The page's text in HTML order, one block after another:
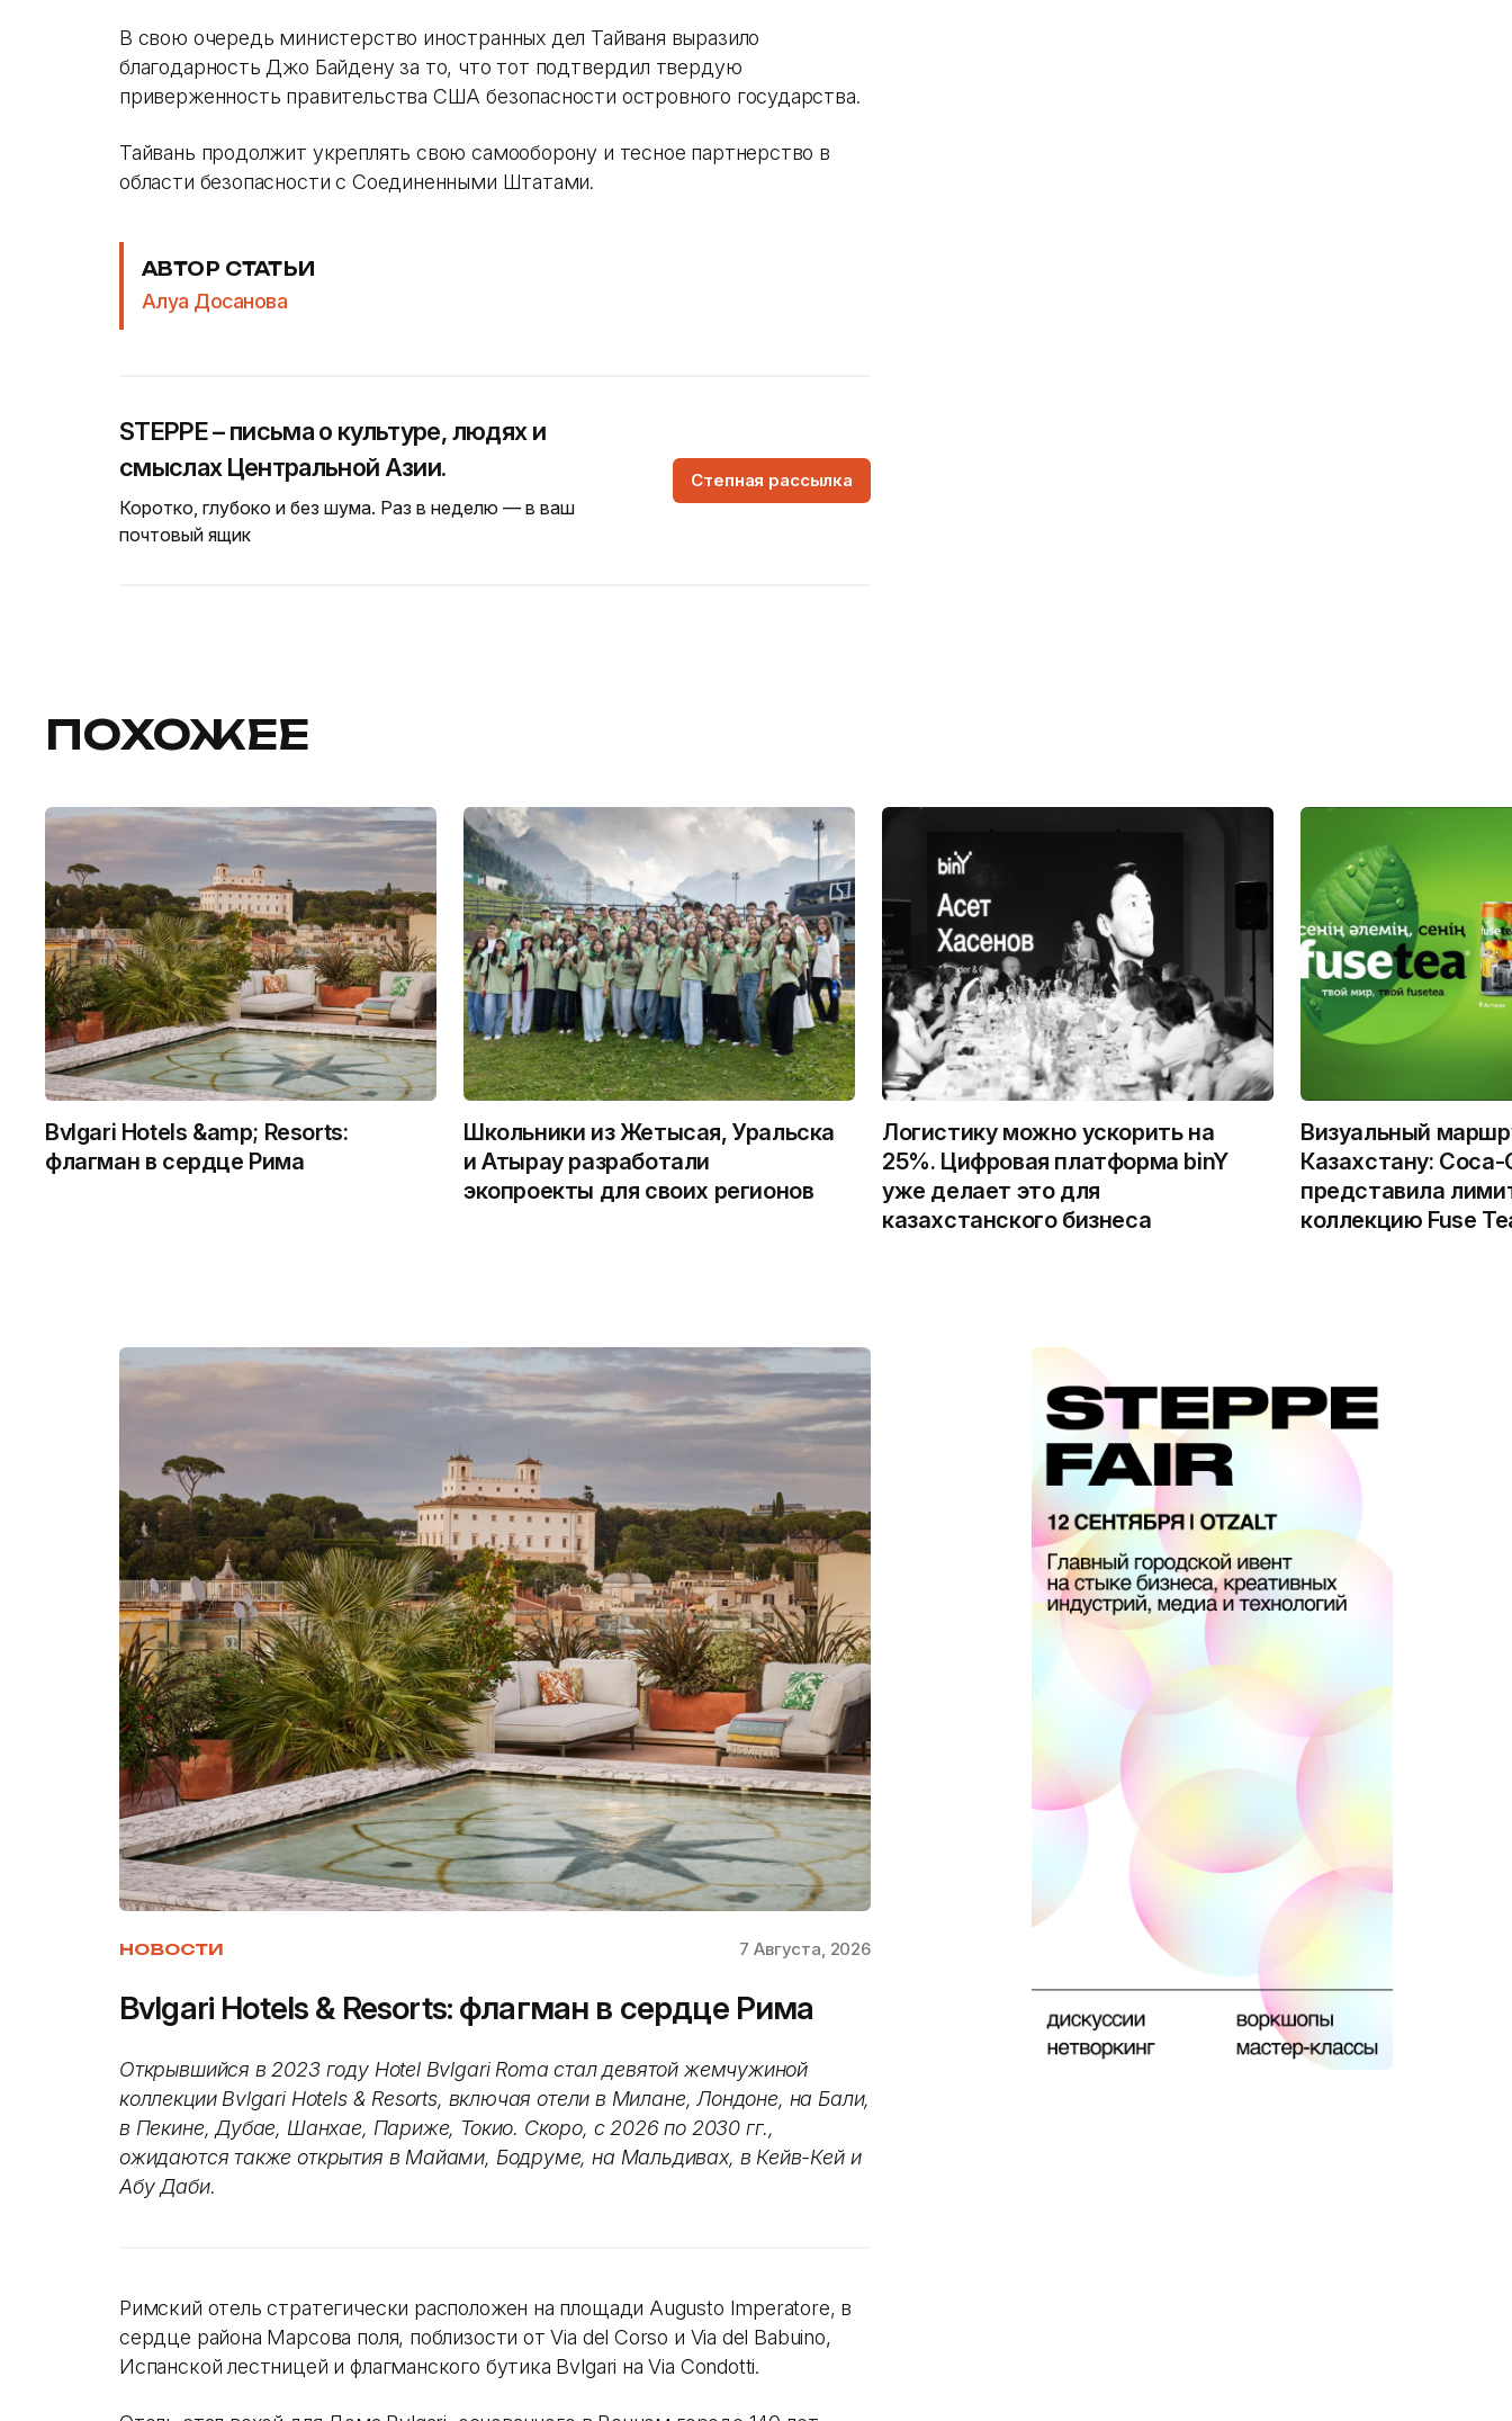
В свою очередь министерство иностранных дел Тайваня выразило
благодарность Джо Байдену за то, что тот подтвердил твердую
приверженность правительства США безопасности островного государства.
Тайвань продолжит укреплять свою самооборону и тесное партнерство в
области безопасности с Соединенными Штатами.
АВТОР СТАТЬИ
Алуа Досанова
STEPPE – письма о культуре, людях и
смыслах Центральной Азии.
Коротко, глубоко и без шума. Раз в неделю — в ваш
почтовый ящик
Степная рассылка
ПОХОЖЕЕ
Bvlgari Hotels &amp; Resorts:
флагман в сердце Рима
Школьники из Жетысая, Уральска
и Атырау разработали
экопроекты для своих регионов
Логистику можно ускорить на
25%. Цифровая платформа binY
уже делает это для
казахстанского бизнеса
Визуальный
Казахстану: Coca-
представила
коллекцию Fuse
НОВОСТИ 7 Августа, 2026
Bvlgari Hotels & Resorts: флагман в сердце Рима
Открывшийся в 2023 году Hotel Bvlgari Roma стал девятой жемчужиной
коллекции Bvlgari Hotels & Resorts, включая отели в Милане, Лондоне, на Бали,
в Пекине, Дубае, Шанхае, Париже, Токио. Скоро, с 2026 по 2030 гг.,
ожидаются также открытия в Майами, Бодруме, на Мальдивах, в Кейв-Кей и
Абу Даби.
Римский отель стратегически расположен на площади Augusto Imperatore, в
сердце района Марсова поля, поблизости от Via del Corso и Via del Babuino,
Испанской лестницей и флагманского бутика Bvlgari на Via Condotti.